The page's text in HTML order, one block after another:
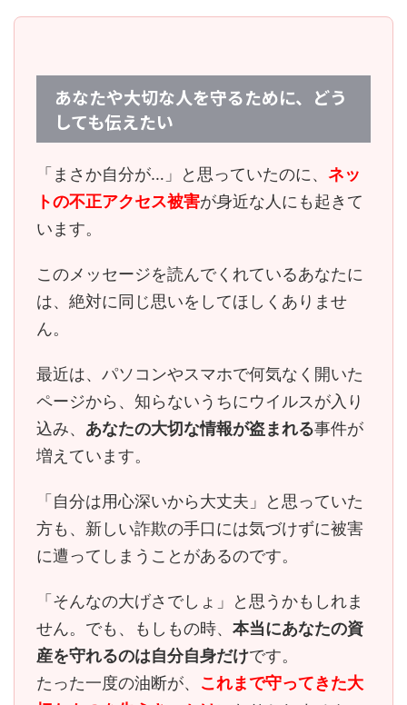
あなたや大切な人を守るために、どう
しても伝えたい
「まさか自分が…」と思っていたのに、 ネッ
トの不正アクセス被害が身近な人にも起きて
います。
このメッセージを読んでくれているあなたに
は、 絶対に同じ思いをしてほしくありませ
ん。
最近は、パソコンやスマホで何気なく開いた
ページから、知らないうちにウイルスが入り
込み、 あなたの大切な情報が盗まれる事件が
増えています。
「自分は用心深いから大丈夫」と思っていた
方も、 新しい詐欺の手口には気づけずに被害
に遭ってしまう ことがあるのです。
「そんなの大げさでしょ」と思うかもしれま
せん。でも、もしもの時、 本当にあなたの資
産を守れるのは自分自身だけです。
たった一度の油断が、 これまで守ってきた大